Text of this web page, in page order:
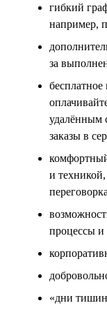
гибкий
например,
за
удалённым
заказы в
и
процессы и
«дни